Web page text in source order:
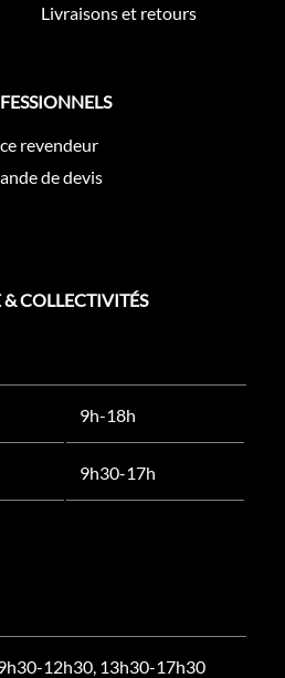
Livraisons et retours
revendeur
de devis
COLLECTIVITÉS
9h-18h
9h30-17h
12h30, 13h30-17h30